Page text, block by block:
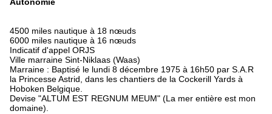
Autonomie
4500 miles nautique à 18 nœuds
6000 miles nautique à 16 nœuds
Indicatif d'appel ORJS
Ville marraine Sint-Niklaas (Waas)
Marraine : Baptisé le lundi 8 décembre 1975 à 16h50 par S.A.R
la Princesse Astrid, dans les chantiers de la Cockerill Yards à
Hoboken Belgique.
Devise "ALTUM EST REGNUM MEUM" (La mer entière est mon
domaine).